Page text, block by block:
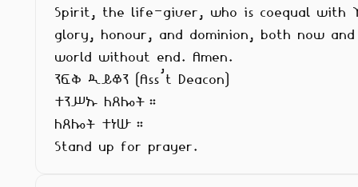
Spirit, the life-giver, who is coequal with
glory, honour, and dominion, both now
world without end. Amen.
ንፍቅ ዲይቆን (Ass’t Deacon)
ተንሥኡ ለጸሎት።
ለጸሎት ተነሡ።
Stand up for prayer.